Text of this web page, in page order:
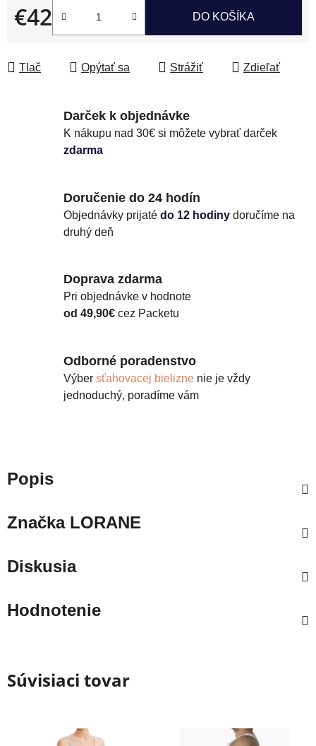
€42
Jednotková cena:
DO KOŠÍKA
Tlač Opýtať sa Strážiť Zdieľať
Darček k objednávke
K nákupu nad 30€ si môžete vybrať darček
zdarma
Doručenie do 24 hodín
Objednávky prijaté do 12 hodiny doručíme na
druhý deň
Doprava zdarma
Pri objednávke v hodnote
od 49,90€ cez Packetu
Odborné poradenstvo
Výber sťahovacej bielizne nie je vždy
jednoduchý, poradíme vám
Popis
ZnačkaLORANE
Diskusia
Hodnotenie
Súvisiaci tovar